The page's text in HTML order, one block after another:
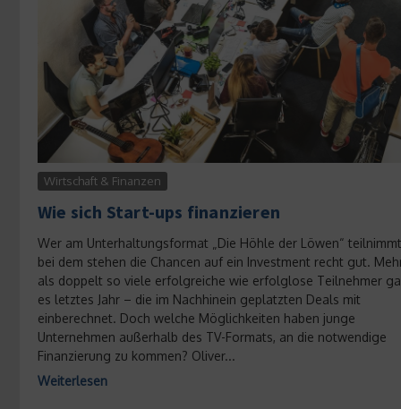
Wirtschaft & Finanzen
Wie sich Start-ups finanzieren
Wer am Unterhaltungsformat „Die Höhle der Löwen“
bei dem stehen die Chancen auf ein Investment recht gut.
als doppelt so viele erfolgreiche wie erfolglose Teilnehmer
es letztes Jahr – die im Nachhinein geplatzten Deals mit
einberechnet. Doch welche Möglichkeiten haben junge
Unternehmen außerhalb des TV-Formats, an die notwendige
Finanzierung zu kommen? Oliver...
Weiterlesen